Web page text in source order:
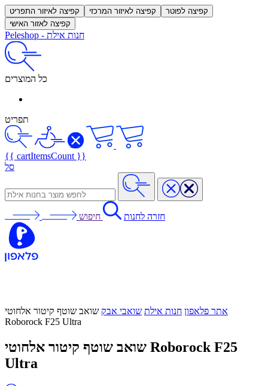
קפיצה לאיזור התפריט קפיצה לאיזור המרכזי
קפיצה לפוטר
קפיצה לאזור האישי
Peleshop - חנות אילת
כל המוצרים
תפריט
{{ cartItemsCount }}
סל
חזרה לחנות חיפוש
אתר פלאפון חנות אילת שואבי אבק שואב שוטף קיטור אלחוטי
Roborock F25 Ultra
שואב שוטף קיטור אלחוטי Roborock F25
Ultra